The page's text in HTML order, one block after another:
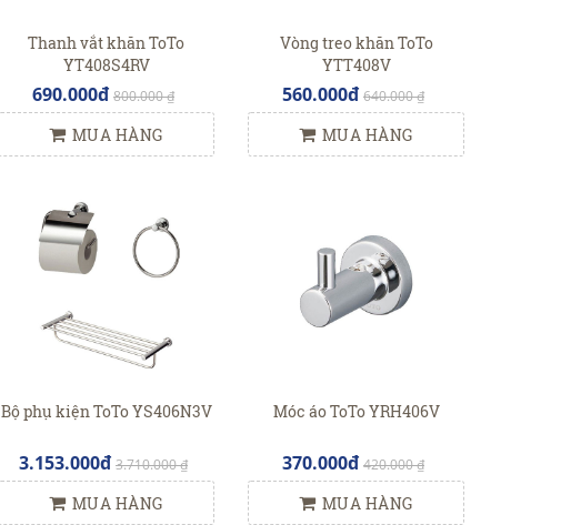
Thanh vắt khăn ToTo
YT408S4RV
690.000đ 800.000 ₫
MUA HÀNG
Vòng treo khăn ToTo
YTT408V
560.000đ 640.000 ₫
MUA HÀNG
Bộ phụ kiện ToTo YS406N3V
3.153.000đ 3.710.000 ₫
MUA HÀNG
Móc áo ToTo YRH406V
370.000đ 420.000 ₫
MUA HÀNG